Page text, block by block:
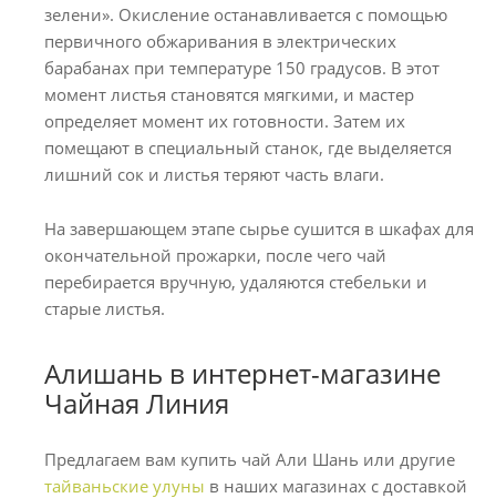
зелени». Окисление останавливается с помощью
первичного обжаривания в электрических
барабанах при температуре 150 градусов. В этот
момент листья становятся мягкими, и мастер
определяет момент их готовности. Затем их
помещают в специальный станок, где выделяется
лишний сок и листья теряют часть влаги.
На завершающем этапе сырье сушится в шкафах для
окончательной прожарки, после чего чай
перебирается вручную, удаляются стебельки и
старые листья.
Алишань в интернет-магазине
Чайная Линия
Предлагаем вам купить чай Али Шань или другие
тайваньские улуны в наших магазинах с доставкой